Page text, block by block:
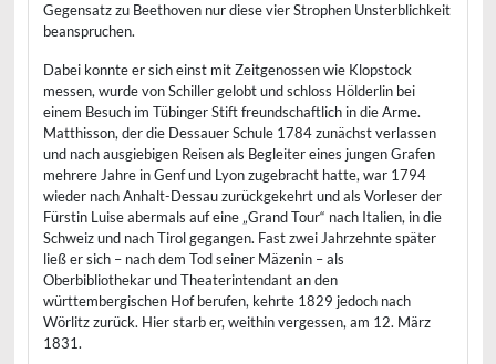
Gegensatz zu Beethoven nur diese vier Strophen Unsterblichkeit
beanspruchen.
Dabei konnte er sich einst mit Zeitgenossen wie Klopstock
messen, wurde von Schiller gelobt und schloss Hölderlin bei
einem Besuch im Tübinger Stift freundschaftlich in die Arme.
Matthisson, der die Dessauer Schule 1784 zunächst verlassen
und nach ausgiebigen Reisen als Begleiter eines jungen Grafen
mehrere Jahre in Genf und Lyon zugebracht hatte, war 1794
wieder nach Anhalt-Dessau zurückgekehrt und als Vorleser der
Fürstin Luise abermals auf eine „Grand Tour“ nach Italien, in die
Schweiz und nach Tirol gegangen. Fast zwei Jahrzehnte später
ließ er sich – nach dem Tod seiner Mäzenin – als
Oberbibliothekar und Theaterintendant an den
württembergischen Hof berufen, kehrte 1829 jedoch nach
Wörlitz zurück. Hier starb er, weithin vergessen, am 12. März
1831.